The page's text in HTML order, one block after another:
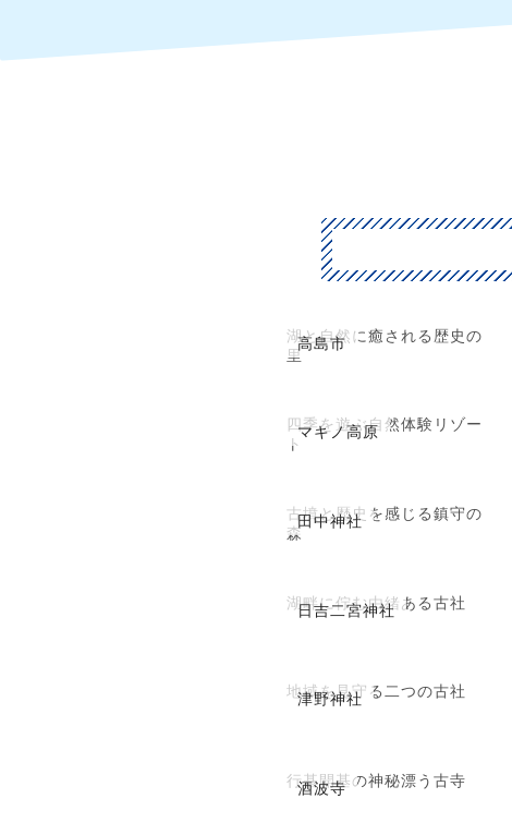
高島市
湖と自然に癒される歴史の
里
マキノ高原
四季を遊ぶ自然体験リゾー
ト
田中神社
古墳と歴史を感じる鎮守の
森
日吉二宮神社
湖畔に佇む由緒ある古社
津野神社
地域を見守る二つの古社
酒波寺
行基開基の神秘漂う古寺